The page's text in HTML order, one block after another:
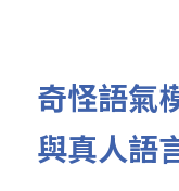
奇怪語氣
與真人語